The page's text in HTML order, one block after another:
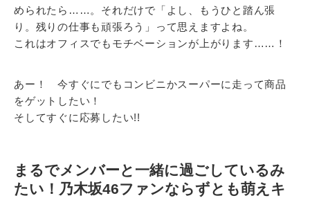
められたら……。それだけで「よし、もうひと踏ん張
り。残りの仕事も頑張ろう」って思えますよね。
これはオフィスでもモチベーションが上がります……！
あー！ 今すぐにでもコンビニかスーパーに走って商品
をゲットしたい！
そしてすぐに応募したい!!
まるでメンバーと一緒に過ごしているみ
たい！乃木坂46ファンならずとも萌えキ